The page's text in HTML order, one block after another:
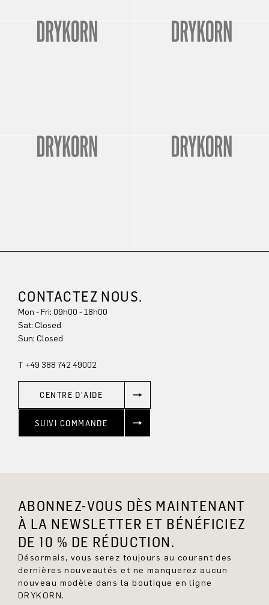
CONTACTEZ NOUS.
Mon - Fri: 09h00 - 18h00
Sat: Closed
Sun: Closed
T +49 388 742 49002
CENTRE D'AIDE
SUIVI COMMANDE
ABONNEZ-VOUS DÈS MAINTENANT
À LA NEWSLETTER ET BÉNÉFICIEZ
DE 10 % DE RÉDUCTION.
Désormais, vous serez toujours au courant des
dernières nouveautés et ne manquerez aucun
nouveau modèle dans la boutique en ligne
DRYKORN.